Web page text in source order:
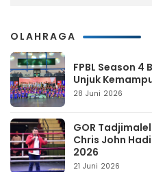
OLAHRAGA
FPBL Season
Unjuk
28 Juni 2026
GOR
Chris John
2026
21 Juni 2026